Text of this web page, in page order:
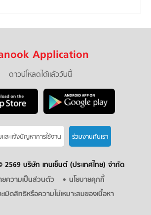
Application
ดาวน์โหลดได้แล้ววันนี้
เละแจ้งปัญหาการใช้งาน ร่วมงานกับเรา
2569 บริษัท เทนเซ็นต์ (ประเทศไทย) จำกัด
ยความเป็นส่วนตัว
นโยบายคุกกี้
เมิดสิทธิหรือความไม่เหมาะสมของเนื้อหา